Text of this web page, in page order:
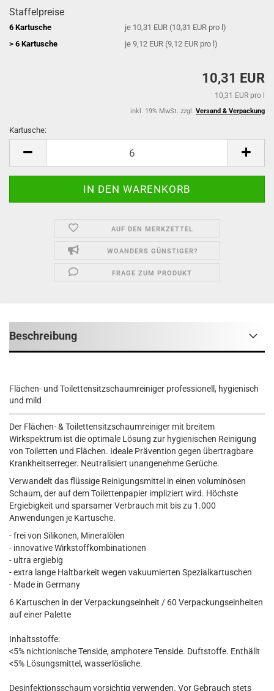
Staffelpreise
6 Kartusche
je 10,31 EUR (10,31 EUR pro l)
> 6 Kartusche
je 9,12 EUR (9,12 EUR pro l)
10,31 EUR
10,31 EUR pro l
inkl. 19% MwSt. zzgl. Versand & Verpackung
Kartusche:
AUF DEN MERKZETTEL
WOANDERS GÜNSTIGER?
FRAGE ZUM PRODUKT
Beschreibung
Flächen- und Toilettensitzschaumreiniger professionell, hygienisch
und mild
Der Flächen- & Toilettensitzschaumreiniger mit breitem
Wirkspektrum ist die optimale Lösung zur hygienischen Reinigung
von Toiletten und Flächen. Ideale Prävention gegen übertragbare
Krankheitserreger. Neutralisiert unangenehme Gerüche.
Verwandelt das flüssige Reinigungsmittel in einen voluminösen
Schaum, der auf dem Toilettenpapier impliziert wird. Höchste
Ergiebigkeit und sparsamer Verbrauch mit bis zu 1.000
Anwendungen je Kartusche.
- frei von Silikonen, Mineralölen
- innovative Wirkstoffkombinationen
- ultra ergiebig
- extra lange Haltbarkeit wegen vakuumierten Spezialkartuschen
- Made in Germany
6 Kartuschen in der Verpackungseinheit / 60 Verpackungseinheiten
auf einer Palette
Inhaltsstoffe:
<5% nichtionische Tenside, amphotere Tenside. Duftstoffe. Enthällt
<5% Lösungsmittel, wasserlösliche.
Desinfektionsschaum vorsichtig verwenden. Vor Gebrauch stets